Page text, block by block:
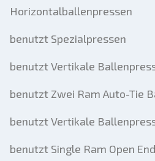
Horizontalballenpressen
benutzt Spezialpressen
benutzt Vertikale
benutzt Zwei Ram Auto-Tie
benutzt Vertikale
benutzt Single Ram Open